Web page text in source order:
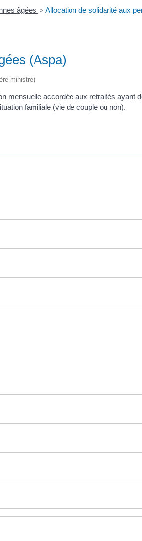
âgées > Allocation de solidarité aux
(Aspa)
ministre)
mensuelle accordée aux retraités
familiale (vie de couple ou non).